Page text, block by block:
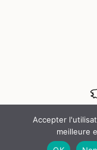
Accepter
meilleure